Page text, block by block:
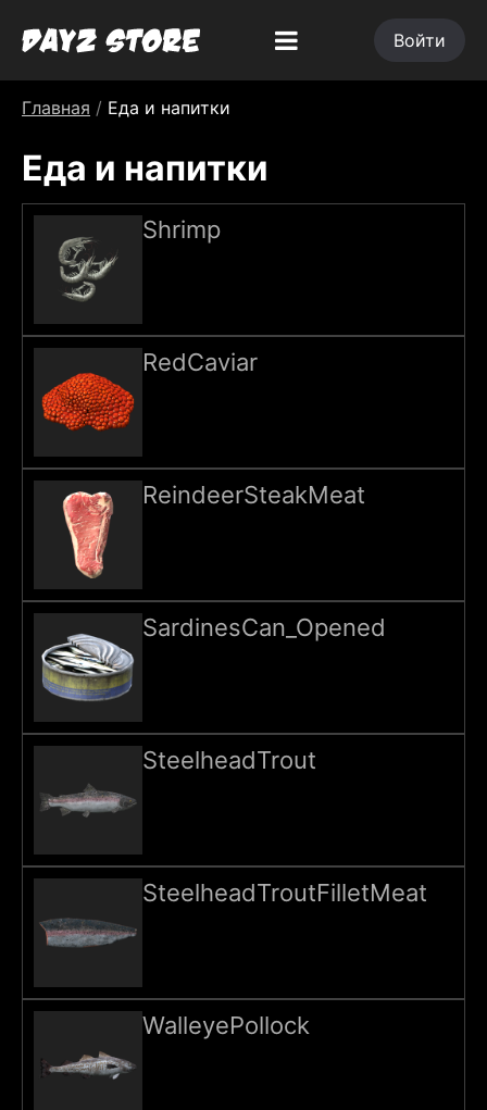
Войти
Главная / Еда и напитки
Еда и напитки
Shrimp
RedCaviar
ReindeerSteakMeat
SardinesCan_Opened
SteelheadTrout
SteelheadTroutFilletMeat
WalleyePollock